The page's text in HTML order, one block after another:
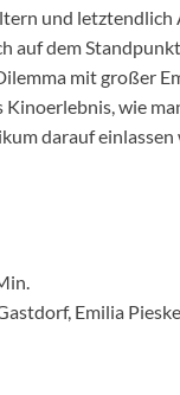
und letztendlich
auf dem
mit großer
wie
darauf einlassen
Emilia